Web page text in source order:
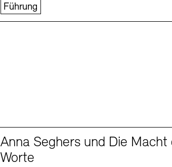
Führung
Anna Seghers und Die Macht
Worte